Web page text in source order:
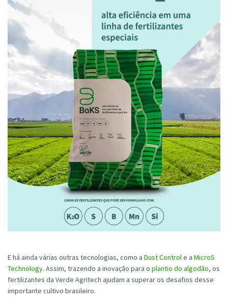
E há ainda várias outras tecnologias, como a Dust Controle a MicroS
Technology. Assim, trazendo a inovação para o plantio do algodão, os
fertilizantes da Verde Agritech ajudam a superar os desafios desse
importante cultivo brasileiro.